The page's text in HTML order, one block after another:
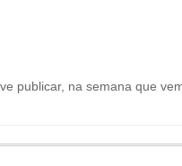
publicar, na semana que